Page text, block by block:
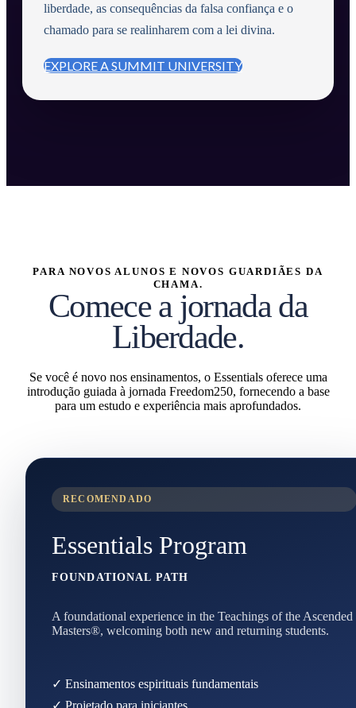
liberdade, as consequências da falsa confiança e o
chamado para se realinharem com a lei divina.
EXPLORE A SUMMIT UNIVERSITY
PARA NOVOS ALUNOS E NOVOS GUARDIÃES DA
CHAMA.
Comece a jornada da
Liberdade.
Se você é novo nos ensinamentos, o Essentials oferece uma
introdução guiada à jornada Freedom250, fornecendo a base
para um estudo e experiência mais aprofundados.
RECOMENDADO
Essentials Program
FOUNDATIONAL PATH
A foundational experience in the Teachings of the Ascended
Masters®, welcoming both new and returning students.
✓ Ensinamentos espirituais fundamentais
✓ Projetado para iniciantes